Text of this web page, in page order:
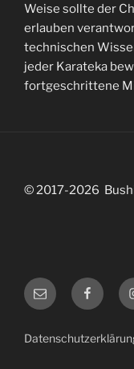
Weise sollte der
erlauben
technischen
jeder Karateka
fortgeschrittene
© 2017-2026